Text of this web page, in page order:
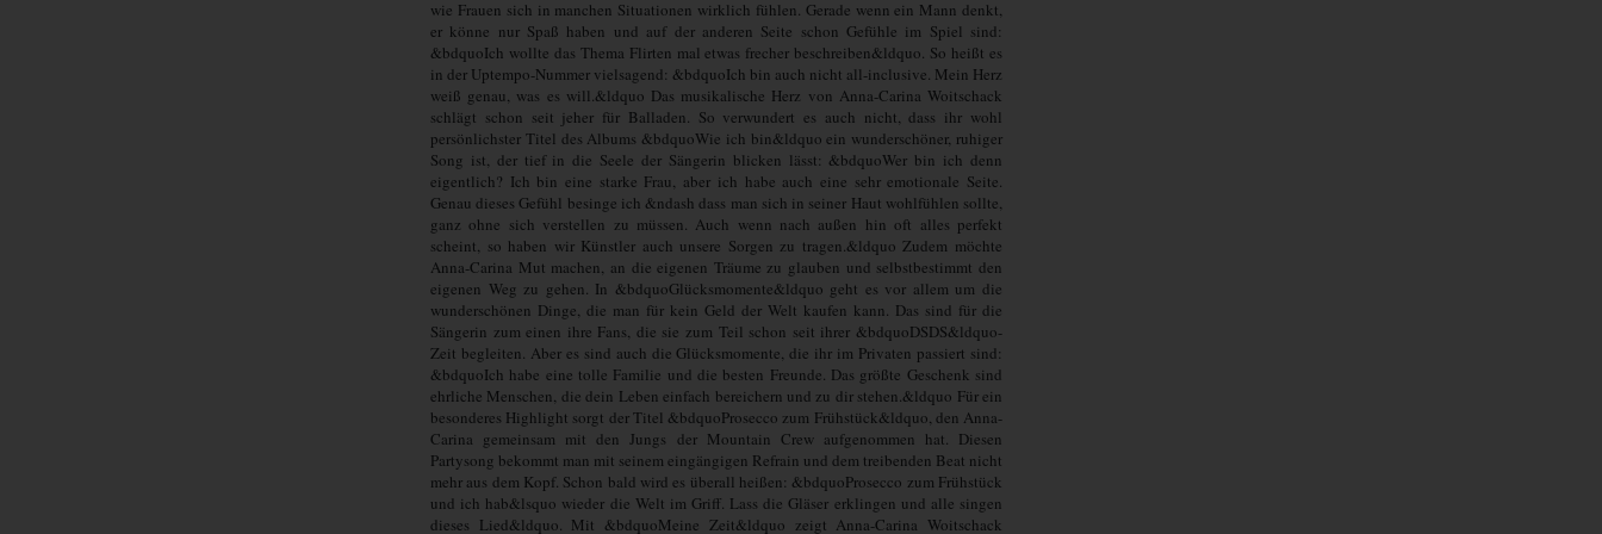
wie Frauen sich in manchen Situationen wirklich fühlen. Gerade wenn ein Mann denkt,
er könne nur Spaß haben und auf der anderen Seite schon Gefühle im Spiel sind:
&bdquoIch wollte das Thema Flirten mal etwas frecher beschreiben&ldquo. So heißt es
in der Uptempo-Nummer vielsagend: &bdquoIch bin auch nicht all-inclusive. Mein Herz
weiß genau, was es will.&ldquo Das musikalische Herz von Anna-Carina Woitschack
schlägt schon seit jeher für Balladen. So verwundert es auch nicht, dass ihr wohl
persönlichster Titel des Albums &bdquoWie ich bin&ldquo ein wunderschöner, ruhiger
Song ist, der tief in die Seele der Sängerin blicken lässt: &bdquoWer bin ich denn
eigentlich? Ich bin eine starke Frau, aber ich habe auch eine sehr emotionale Seite.
Genau dieses Gefühl besinge ich &ndash dass man sich in seiner Haut wohlfühlen sollte,
ganz ohne sich verstellen zu müssen. Auch wenn nach außen hin oft alles perfekt
scheint, so haben wir Künstler auch unsere Sorgen zu tragen.&ldquo Zudem möchte
Anna-Carina Mut machen, an die eigenen Träume zu glauben und selbstbestimmt den
eigenen Weg zu gehen. In &bdquoGlücksmomente&ldquo geht es vor allem um die
wunderschönen Dinge, die man für kein Geld der Welt kaufen kann. Das sind für die
Sängerin zum einen ihre Fans, die sie zum Teil schon seit ihrer &bdquoDSDS&ldquo-
Zeit begleiten. Aber es sind auch die Glücksmomente, die ihr im Privaten passiert sind:
&bdquoIch habe eine tolle Familie und die besten Freunde. Das größte Geschenk sind
ehrliche Menschen, die dein Leben einfach bereichern und zu dir stehen.&ldquo Für ein
besonderes Highlight sorgt der Titel &bdquoProsecco zum Frühstück&ldquo, den Anna-
Carina gemeinsam mit den Jungs der Mountain Crew aufgenommen hat. Diesen
Partysong bekommt man mit seinem eingängigen Refrain und dem treibenden Beat nicht
mehr aus dem Kopf. Schon bald wird es überall heißen: &bdquoProsecco zum Frühstück
und ich hab&lsquo wieder die Welt im Griff. Lass die Gläser erklingen und alle singen
dieses Lied&ldquo. Mit &bdquoMeine Zeit&ldquo zeigt Anna-Carina Woitschack